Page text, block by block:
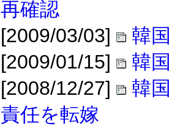
再確認
[2009/03/03]
韓
[2009/01/15]
韓
[2008/12/27]
韓
責任を転嫁